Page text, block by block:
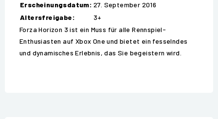
Erscheinungsdatum: 27. September 2016
Altersfreigabe:
3+
Forza Horizon 3 ist ein Muss für alle Rennspiel-
Enthusiasten auf Xbox One und bietet ein fesselndes
und dynamisches Erlebnis, das Sie begeistern wird.